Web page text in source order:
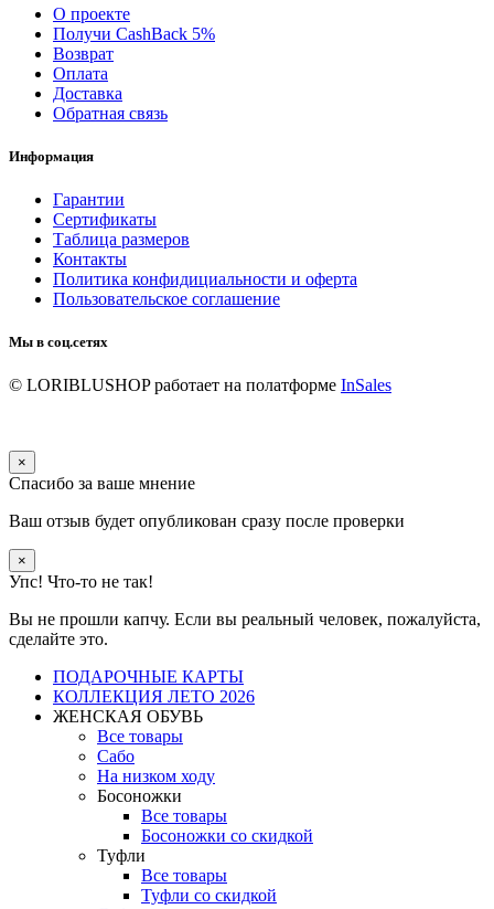
О проекте
Получи CashBack 5%
Возврат
Оплата
Доставка
Обратная связь
Информация
Гарантии
Сертификаты
Таблица размеров
Контакты
Политика конфидициальности и оферта
Пользовательское соглашение
Мы в соц.сетях
© LORIBLUSHOPработает на полатформе InSales
×
Спасибо за ваше мнение
Ваш отзыв будет опубликован сразу после проверки
×
Упс! Что-то не так!
Вы не прошли капчу. Если вы реальный человек, пожалуйста,
сделайте это.
ПОДАРОЧНЫЕ КАРТЫ
КОЛЛЕКЦИЯ ЛЕТО 2026
ЖЕНСКАЯ ОБУВЬ
Все товары
Сабо
На низком ходу
Босоножки
Все товары
Босоножки со скидкой
Туфли
Все товары
Туфли со скидкой